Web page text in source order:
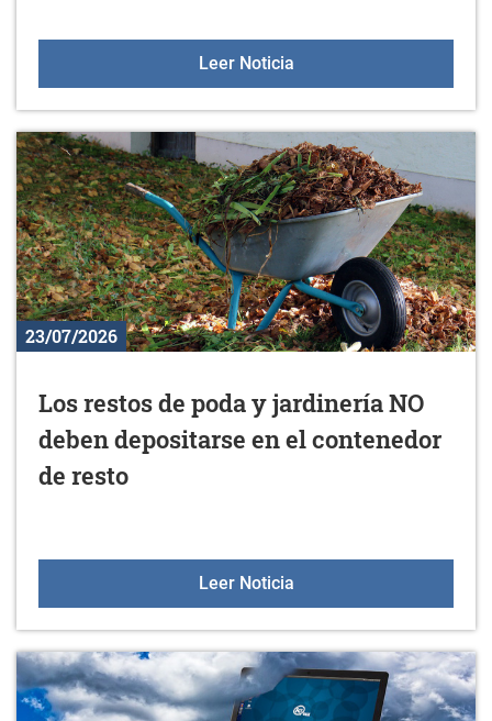
Leer NoticiaEl ayuntamiento
23/07/2026
Los restos de poda y jardinería NO
deben depositarse en el contenedor
de resto
Leer NoticiaLos restos de poda y